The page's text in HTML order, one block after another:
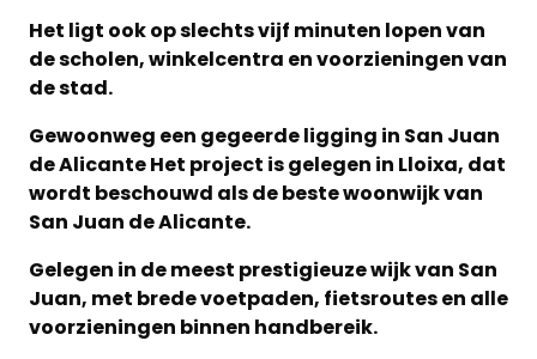
Het ligt ook op slechts vijf minuten lopen van
de scholen, winkelcentra en voorzieningen van
de stad.
Gewoonweg een gegeerde ligging in San Juan
de Alicante Het project is gelegen in Lloixa, dat
wordt beschouwd als de beste woonwijk van
San Juan de Alicante.
Gelegen in de meest prestigieuze wijk van San
Juan, met brede voetpaden, fietsroutes en alle
voorzieningen binnen handbereik.